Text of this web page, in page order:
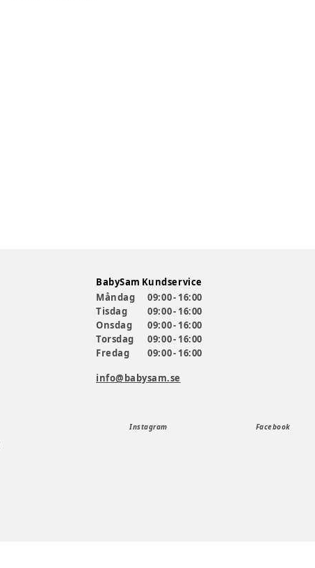
BabySam Kundservice
Måndag
09:00 - 16:00
Tisdag
09:00 - 16:00
Onsdag
09:00 - 16:00
Torsdag
09:00 - 16:00
Fredag
09:00 - 16:00
info@babysam.se
Instagram Facebook